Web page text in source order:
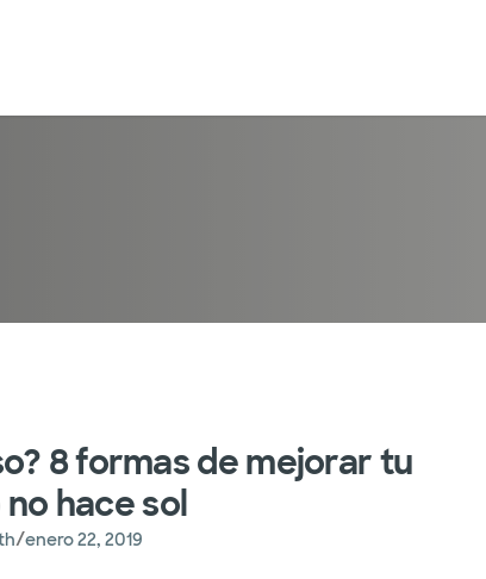
8 formas de mejorar tu
hace sol
/enero 22, 2019